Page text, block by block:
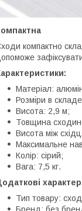
компактно
Матеріал:
Розміри в
Висота: 2,9 м;
Товщина
Висота між
Максимальне
Колір: сірий;
Вага: 7,5 кг.
Тип товару: